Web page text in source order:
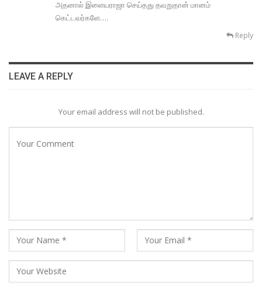
அதனால் இளையராஜா செய்தது தவறுதான் மானம்
கெட்டவர்களே….
Reply
LEAVE A REPLY
Your email address will not be published.